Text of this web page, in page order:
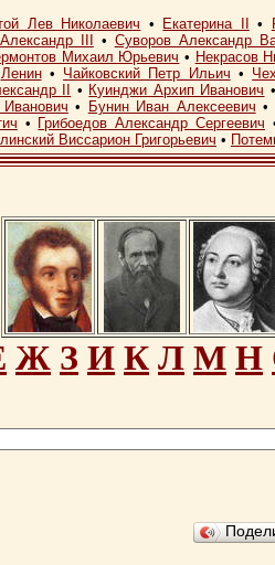
Лев Николаевич • Екатерина II •
Александр III • Суворов Александр
Михаил Юрьевич • Некрасов
Ленин• Чайковский Петр Ильич •
II • Куинджи Архип Иванович
• Бунин Иван Алексеевич •
• Грибоедов Александр Сергеевич
Виссарион Григорьевич •
Ж З И К Л М Н